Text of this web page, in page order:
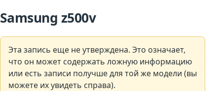
Samsung z500v
Эта запись еще не утверждена. Это означает,
что он может содержать ложную информацию
или есть записи получше для той же модели (вы
можете их увидеть справа).